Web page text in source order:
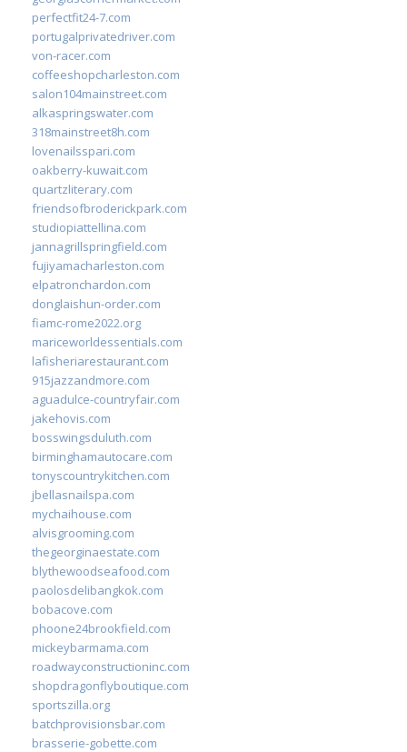
perfectfit24-7.com
portugalprivatedriver.com
von-racer.com
coffeeshopcharleston.com
salon104mainstreet.com
alkaspringswater.com
318mainstreet8h.com
lovenailsspari.com
oakberry-kuwait.com
quartzliterary.com
friendsofbroderickpark.com
studiopiattellina.com
jannagrillspringfield.com
fujiyamacharleston.com
elpatronchardon.com
donglaishun-order.com
fiamc-rome2022.org
mariceworldessentials.com
lafisheriarestaurant.com
915jazzandmore.com
aguadulce-countryfair.com
jakehovis.com
bosswingsduluth.com
birminghamautocare.com
tonyscountrykitchen.com
jbellasnailspa.com
mychaihouse.com
alvisgrooming.com
thegeorginaestate.com
blythewoodseafood.com
paolosdelibangkok.com
bobacove.com
phoone24brookfield.com
mickeybarmama.com
roadwayconstructioninc.com
shopdragonflyboutique.com
sportszilla.org
batchprovisionsbar.com
brasserie-gobette.com